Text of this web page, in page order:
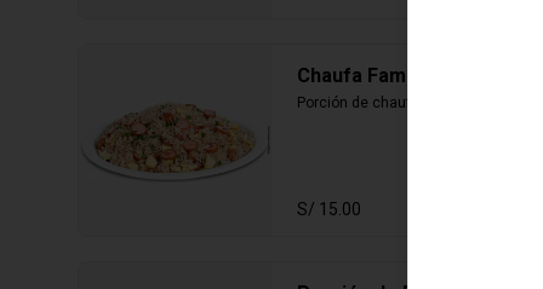
Chaufa Familiar
Porción de chaufa familiar.
S/ 15.00